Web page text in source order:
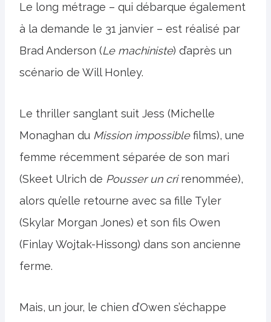
Le long métrage – qui débarque également
à la demande le 31 janvier – est réalisé par
Brad Anderson (Le machiniste) d’après un
scénario de Will Honley.
Le thriller sanglant suit Jess (Michelle
Monaghan du Mission impossiblefilms), une
femme récemment séparée de son mari
(Skeet Ulrich de Pousser un crirenommée),
alors qu’elle retourne avec sa fille Tyler
(Skylar Morgan Jones) et son fils Owen
(Finlay Wojtak-Hissong) dans son ancienne
ferme.
Mais, un jour, le chien d’Owen s’échappe